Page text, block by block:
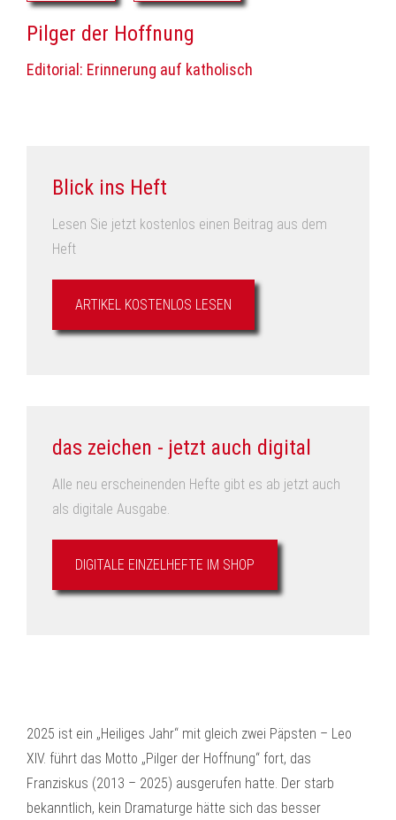
Pilger der Hoffnung
Editorial: Erinnerung auf katholisch
Blick ins Heft
Lesen Sie jetzt kostenlos einen Beitrag aus dem
Heft
ARTIKEL KOSTENLOS LESEN
das zeichen - jetzt auch digital
Alle neu erscheinenden Hefte gibt es ab jetzt auch
als digitale Ausgabe.
DIGITALE EINZELHEFTE IM SHOP
2025 ist ein „Heiliges Jahr“ mit gleich zwei Päpsten – Leo
XIV. führt das Motto „Pilger der Hoffnung“ fort, das
Franziskus (2013 – 2025) ausgerufen hatte. Der starb
bekanntlich, kein Dramaturge hätte sich das besser